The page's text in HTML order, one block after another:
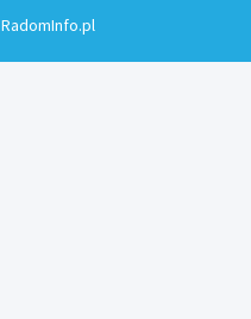
RadomInfo.pl